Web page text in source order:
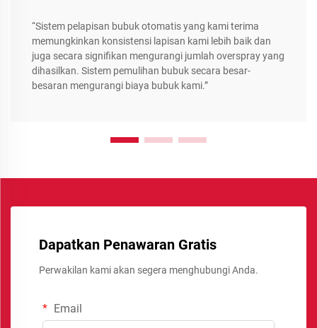
“Sistem pelapisan bubuk otomatis yang kami terima
memungkinkan konsistensi lapisan kami lebih baik dan
juga secara signifikan mengurangi jumlah overspray yang
dihasilkan. Sistem pemulihan bubuk secara besar-
besaran mengurangi biaya bubuk kami.”
Dapatkan Penawaran Gratis
Perwakilan kami akan segera menghubungi Anda.
Email